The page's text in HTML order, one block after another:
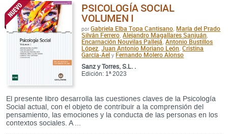
PSICOLOGÍA SOCIAL
VOLUMEN I
porGabriela Elba Topa Cantisano María del Prado
Silván Ferrero Alejandro Magallares Sanjuán
Encarnación Nouvilas Pallejá Antonio Bustillos
López Juan Antonio Moriano León ,Cristina
García-Ael y Fernando Molero Alonso
Sanz y Torres, S.L. .
Edición: 1ª 2023
El presente libro desarrolla las cuestiones claves de la Psicología
Social actual, con el objeto de contribuir a la comprensión del
pensamiento, las emociones y la conducta de las personas en los
contextos sociales. A ...